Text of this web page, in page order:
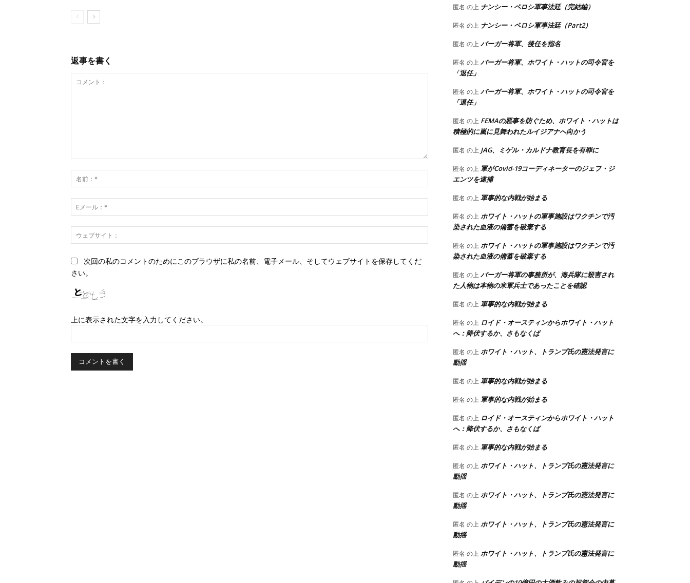
返事を書く
ン
ト：
前：
*
メ
ー
*ェ
次回の私のコメントのためにこのブラウザに私の名前、電子メール、そしてウェブサイトを保存してくだ
さい。
上に表示された文字を入力してください。
匿名 の上 ナンシー・ペロシ軍事法廷（完結編）
匿名 の上 ナンシー・ペロシ軍事法廷（Part2）
匿名 の上 バーガー将軍、後任を指名
匿名 の上 バーガー将軍、ホワイト・ハットの司令官を
「退任」
匿名 の上 バーガー将軍、ホワイト・ハットの司令官を
「退任」
匿名 の上 FEMAの悪事を防ぐため、ホワイト・ハットは
積極的に嵐に見舞われたルイジアナへ向かう
匿名 の上 JAG、ミゲル・カルドナ教育長を有罪に
匿名 の上 軍がCovid-19コーディネーターのジェフ・ジ
エンツを逮捕
匿名 の上 軍事的な内戦が始まる
匿名 の上 ホワイト・ハットの軍事施設はワクチンで汚
染された血液の備蓄を破棄する
匿名 の上 ホワイト・ハットの軍事施設はワクチンで汚
染された血液の備蓄を破棄する
匿名 の上 バーガー将軍の事務所が、海兵隊に殺害され
た人物は本物の米軍兵士であったことを確認
匿名 の上 軍事的な内戦が始まる
匿名 の上 ロイド・オースティンからホワイト・ハット
へ：降伏するか、さもなくば
匿名 の上 ホワイト・ハット、トランプ氏の憲法発言に
動揺
匿名 の上 軍事的な内戦が始まる
匿名 の上 軍事的な内戦が始まる
匿名 の上 ロイド・オースティンからホワイト・ハット
へ：降伏するか、さもなくば
匿名 の上 軍事的な内戦が始まる
匿名 の上 ホワイト・ハット、トランプ氏の憲法発言に
動揺
匿名 の上 ホワイト・ハット、トランプ氏の憲法発言に
動揺
匿名 の上 ホワイト・ハット、トランプ氏の憲法発言に
動揺
匿名 の上 ホワイト・ハット、トランプ氏の憲法発言に
動揺